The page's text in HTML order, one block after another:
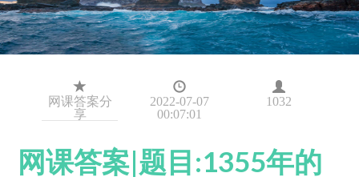
网课答案分
享
2022-07-07
00:07:01
1032
网课答案|题目:1355年的